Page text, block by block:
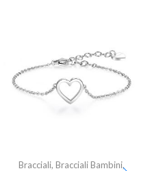
Bracciali, Bracciali Bambini,